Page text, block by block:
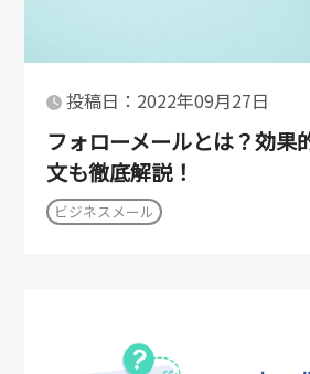
投稿日：2022年09月27日
フォローメールとは？効果
文も徹底解説！
ビジネスメール